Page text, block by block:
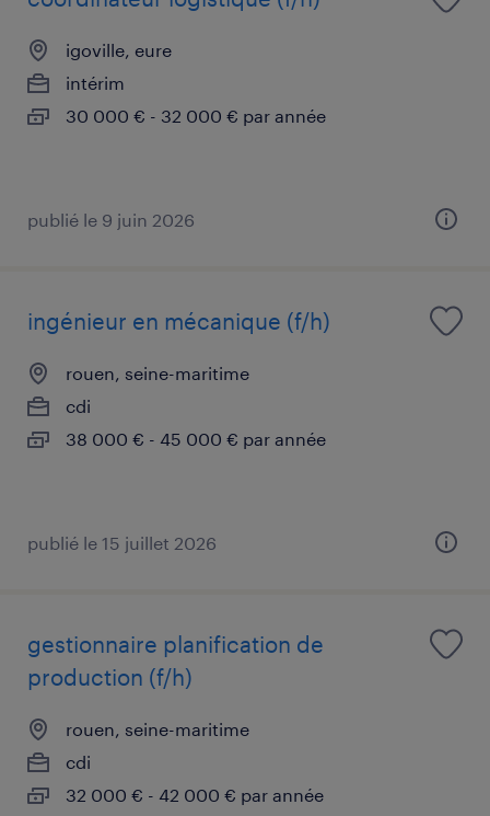
igoville, eure
intérim
30 000 € - 32 000 € par année
publié le 9 juin 2026
ingénieur en mécanique (f/h)
rouen, seine-maritime
cdi
38 000 € - 45 000 € par année
publié le 15 juillet 2026
gestionnaire planification de
production (f/h)
rouen, seine-maritime
cdi
32 000 € - 42 000 € par année